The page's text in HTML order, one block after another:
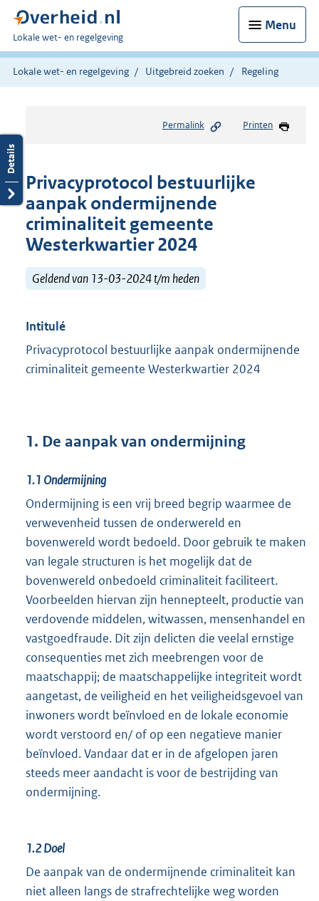
Menu
U
bent
hier:
Lokale wet- en regelgeving
Lokale wet- en regelgeving Uitgebreid zoeken Regeling
Permalink Printen
Privacyprotocol bestuurlijke
aanpak ondermijnende
criminaliteit gemeente
Westerkwartier 2024
Geldend van 13-03-2024 t/m heden
Intitulé
Privacyprotocol bestuurlijke aanpak ondermijnende
criminaliteit gemeente Westerkwartier 2024
1. De aanpak van ondermijning
1.1 Ondermijning
Ondermijning is een vrij breed begrip waarmee de
verwevenheid tussen de onderwereld en
bovenwereld wordt bedoeld. Door gebruik te maken
van legale structuren is het mogelijk dat de
bovenwereld onbedoeld criminaliteit faciliteert.
Voorbeelden hiervan zijn hennepteelt, productie van
verdovende middelen, witwassen, mensenhandel en
vastgoedfraude. Dit zijn delicten die veelal ernstige
consequenties met zich meebrengen voor de
maatschappij; de maatschappelijke integriteit wordt
aangetast, de veiligheid en het veiligheidsgevoel van
inwoners wordt beïnvloed en de lokale economie
wordt verstoord en/ of op een negatieve manier
beïnvloed. Vandaar dat er in de afgelopen jaren
steeds meer aandacht is voor de bestrijding van
ondermijning.
1.2Doel
De aanpak van de ondermijnende criminaliteit kan
niet alleen langs de strafrechtelijke weg worden